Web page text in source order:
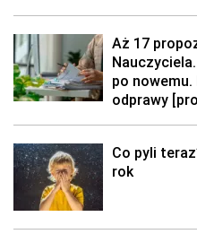
Aż 17
po
odprawy
Co pyli
rok